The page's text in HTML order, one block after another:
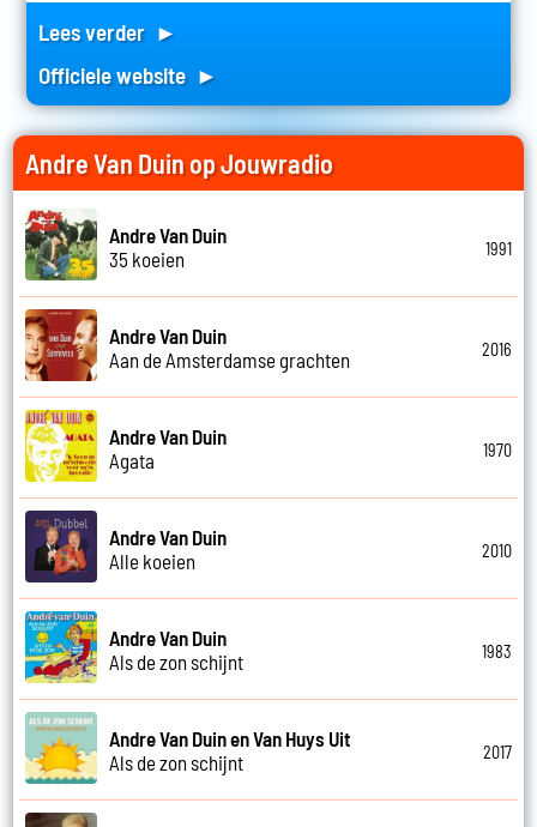
Lees verder ►
Officiele website ►
Andre Van Duin op Jouwradio
Andre Van Duin
35 koeien
1991
Andre Van Duin
Aan de Amsterdamse grachten
2016
Andre Van Duin
Agata
1970
Andre Van Duin
Alle koeien
2010
Andre Van Duin
Als de zon schijnt
1983
Andre Van Duin en Van Huys Uit
Als de zon schijnt
2017